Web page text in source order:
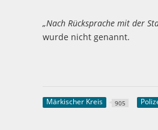
„Nach Rücksprache mit der
wurde nicht genannt.
Märkischer Kreis 905